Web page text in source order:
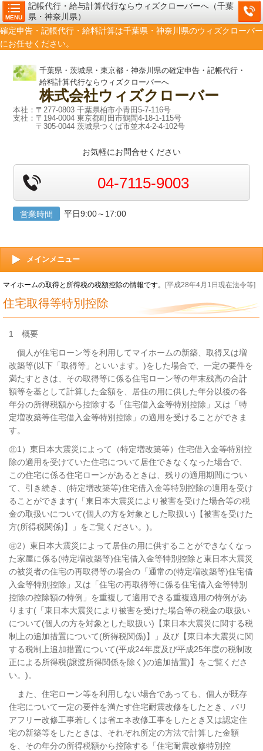
MENU
記帳代行・給与計算代行ならウィズクローバーへ（千葉
県・神奈川県）
確定申告・記帳代行・給料計算は千葉県・神奈川県のウィズクローバー
にお任せください。
千葉県・茨城県・東京都・神奈川県の確定申告・記帳代行・
給料計算代行ならウィズクローバーへ
株式会社ウィズクローバー
本社：〒277-0803 千葉県柏市小青田5-7-116号
支社：〒194-0004 東京都町田市鶴間4-18-1-115号
〒305-0044 茨城県つくば市並木4-2-4-102号
お気軽にお問合せください
04-7115-9003
営業時間 平日9:00～17:00
メインメニュー
マイホームの取得と所得税の税額控除の情報です。 [平成28年4月1日現在法令等]
住宅取得等特別控除
1 概要
個人が住宅ローン等を利用してマイホームの新築、取得又は増
改築等(以下「取得等」といいます。)をした場合で、一定の要件を
満たすときは、その取得等に係る住宅ローン等の年末残高の合計
額等を基として計算した金額を、居住の用に供した年分以後の各
年分の所得税額から控除する「住宅借入金等特別控除」又は「特
定増改築等住宅借入金等特別控除」の適用を受けることができま
す。
㊟1）東日本大震災によって（特定増改築等）住宅借入金等特別控
除の適用を受けていた住宅について居住できなくなった場合で、
この住宅に係る住宅ローンがあるときは、残りの適用期間につい
て、引き続き、(特定増改築等)住宅借入金等特別控除の適用を受け
ることができます(「東日本大震災により被害を受けた場合等の税
金の取扱いについて(個人の方を対象とした取扱い)【被害を受けた
方(所得税関係)】」をご覧ください。)。
㊟2）東日本大震災によって居住の用に供することができなくなっ
た家屋に係る(特定増改築等)住宅借入金等特別控除と東日本大震災
の被災者の住宅の再取得等の場合の「通常の(特定増改築等)住宅借
入金等特別控除」又は「住宅の再取得等に係る住宅借入金等特別
控除の控除額の特例」を重複して適用できる重複適用の特例があ
ります(「東日本大震災により被害を受けた場合等の税金の取扱い
について(個人の方を対象とした取扱い)【東日本大震災に関する税
制上の追加措置について(所得税関係)】」及び【東日本大震災に関
する税制上追加措置について(平成24年度及び平成25年度の税制改
正による所得税(譲渡所得関係を除く)の追加措置)】をご覧くださ
い。)。
また、住宅ローン等を利用しない場合であっても、個人が既存
住宅について一定の要件を満たす住宅耐震改修をしたとき、バリ
アフリー改修工事若しくは省エネ改修工事をしたとき又は認定住
宅の新築等をしたときは、それぞれ所定の方法で計算した金額
を、その年分の所得税額から控除する「住宅耐震改修特別控